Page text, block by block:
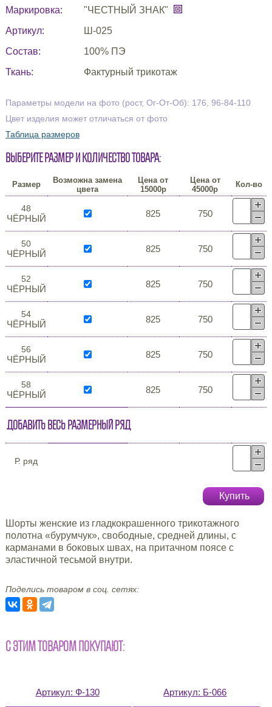
Маркировка:
"ЧЕСТНЫЙ ЗНАК"
Артикул:
Ш-025
Состав:
100% ПЭ
Ткань:
Фактурный трикотаж
Параметры модели на фото (рост, Ог-От-Об): 176, 96-84-110
Цвет изделия может отличаться от фото
Таблица размеров
Выберите размер и количество товара:
Размер
Возможна замена
цвета
Цена от
15000р
Цена от
45000р
Кол-во
48
ЧЁРНЫЙ 825 750
50
ЧЁРНЫЙ 825 750
52
ЧЁРНЫЙ 825 750
54
ЧЁРНЫЙ 825 750
56
ЧЁРНЫЙ 825 750
58
ЧЁРНЫЙ 825 750
Добавить весь размерный ряд
Р. ряд
Купить
Шорты женские из гладкокрашенного трикотажного
полотна «бурумчук», свободные, средней длины, с
карманами в боковых швах, на притачном поясе с
эластичной тесьмой внутри.
Поделись товаром в соц. сетях:
С ЭТИМ ТОВАРОМ ПОКУПАЮТ:
Артикул: Ф-130 Артикул: Б-066